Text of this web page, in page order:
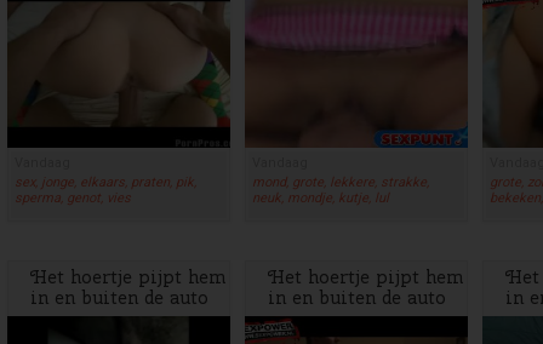
sex, jonge, elkaars, praten, pik,
sperma, genot, vies
mond, grote, lekkere, strakke,
neuk, mondje, kutje, lul
grote,
Het hoertje pijpt hem
in en buiten de auto
en laat zich neuken
Het hoertje pijpt hem
in en buiten de auto
en laat zich neuken
Het
in
en